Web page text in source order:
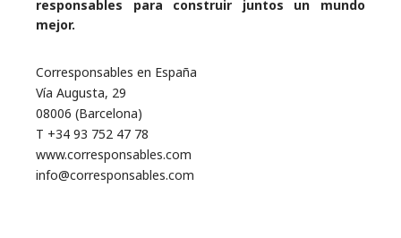
responsables para construir juntos un mundo
mejor.
Corresponsables en España
Vía Augusta, 29
08006 (Barcelona)
T +34 93 752 47 78
www.corresponsables.com
info@corresponsables.com